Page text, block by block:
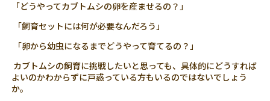
「どうやってカブトムシの卵を産ませるの？」
「飼育セットには何が必要なんだろう」
「卵から幼虫になるまでどうやって育てるの？」
カブトムシの飼育に挑戦したいと思っても、具体的にどうすれば
よいのかわからずに戸惑っている方もいるのではないでしょう
か。